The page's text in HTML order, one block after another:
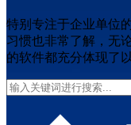
特别专注于企业单位
习惯也非常了解，无
的软件都充分体现了